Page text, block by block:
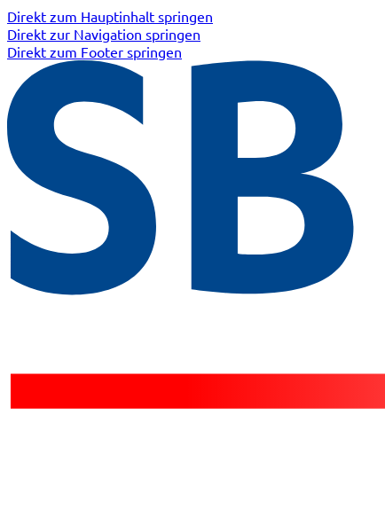
Direkt zum Hauptinhalt springen
Direkt zur Navigation springen
Direkt zum Footer springen